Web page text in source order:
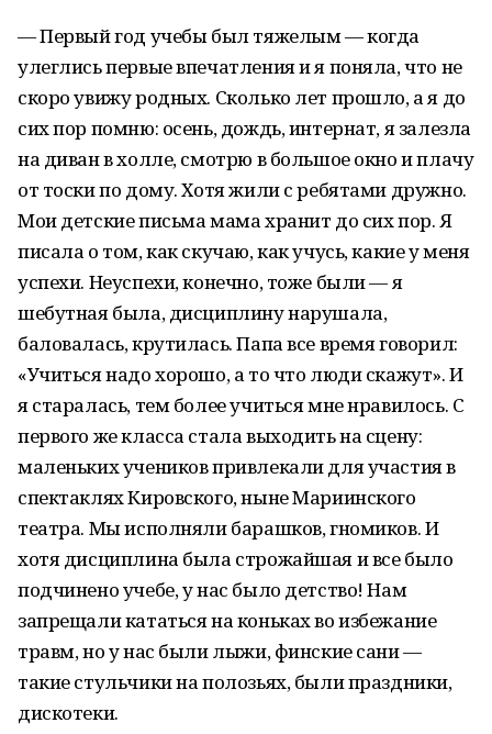
— Первый год учебы был тяжелым — когда
улеглись первые впечатления и я поняла, что не
скоро увижу родных. Сколько лет прошло, а я до
сих пор помню: осень, дождь, интернат, я залезла
на диван в холле, смотрю в большое окно и плачу
от тоски по дому. Хотя жили с ребятами дружно.
Мои детские письма мама хранит до сих пор. Я
писала о том, как скучаю, как учусь, какие у меня
успехи. Неуспехи, конечно, тоже были — я
шебутная была, дисциплину нарушала,
баловалась, крутилась. Папа все время говорил:
«Учиться надо хорошо, а то что люди скажут». И
я старалась, тем более учиться мне нравилось. С
первого же класса стала выходить на сцену:
маленьких учеников привлекали для участия в
спектаклях Кировского, ныне Мариинского
театра. Мы исполняли барашков, гномиков. И
хотя дисциплина была строжайшая и все было
подчинено учебе, у нас было детство! Нам
запрещали кататься на коньках во избежание
травм, но у нас были лыжи, финские сани —
такие стульчики на полозьях, были праздники,
дискотеки.